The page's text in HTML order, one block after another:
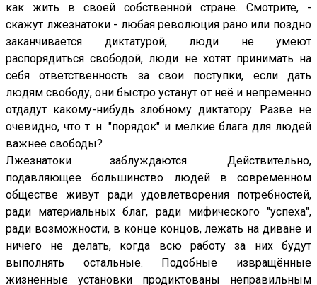
как жить в своей собственной стране. Смотрите, -
скажут лжезнатоки - любая революция рано или поздно
заканчивается диктатурой, люди не умеют
распорядиться свободой, люди не хотят принимать на
себя ответственность за свои поступки, если дать
людям свободу, они быстро устанут от неё и непременно
отдадут какому-нибудь злобному диктатору. Разве не
очевидно, что т. н. "порядок" и мелкие блага для людей
важнее свободы?
Лжезнатоки заблуждаются. Действительно,
подавляющее большинство людей в современном
обществе живут ради удовлетворения потребностей,
ради материальных благ, ради мифического "успеха",
ради возможности, в конце концов, лежать на диване и
ничего не делать, когда всю работу за них будут
выполнять остальные. Подобные извращённые
жизненные установки продиктованы неправильным